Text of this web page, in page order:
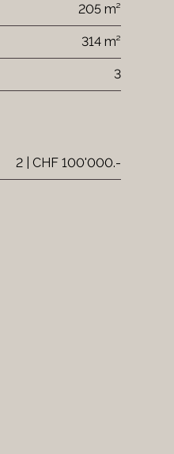
205 m²
314 m²
3
2 | CHF 100'000.-